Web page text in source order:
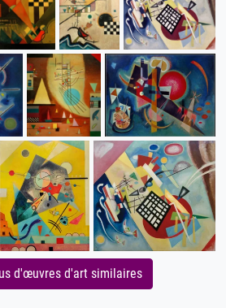
d'œuvres d'art similaires